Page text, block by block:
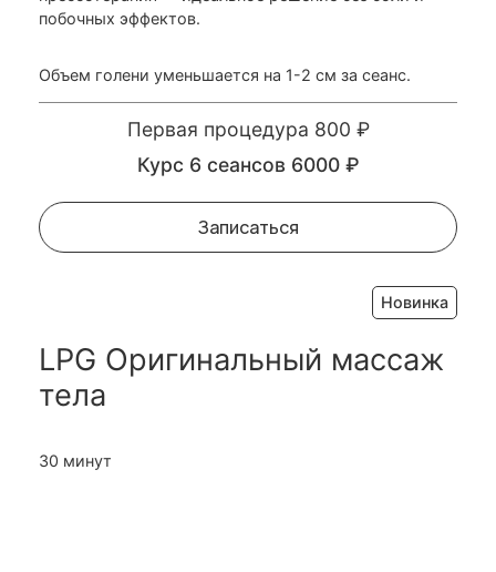
побочных эффектов.
Объем голени уменьшается на 1-2 см за сеанс.
Первая процедура 800 ₽
Курс 6 сеансов 6000 ₽
Записаться
Новинка
LPG Оригинальный массаж
тела
30 минут